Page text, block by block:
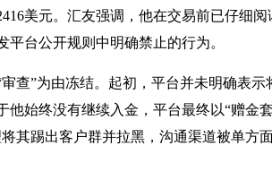
美元。汇友强调，他在交易前已仔细阅
台公开规则中明确禁止的行为。
查”为由冻结。起初，平台并未明确表示
始终没有继续入金，平台最终以“赠金套
其踢出客户群并拉黑，沟通渠道被单方